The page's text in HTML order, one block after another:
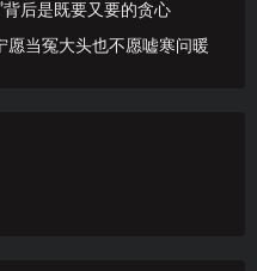
后是既要又要的贪心
愿当冤大头也不愿嘘寒问暖